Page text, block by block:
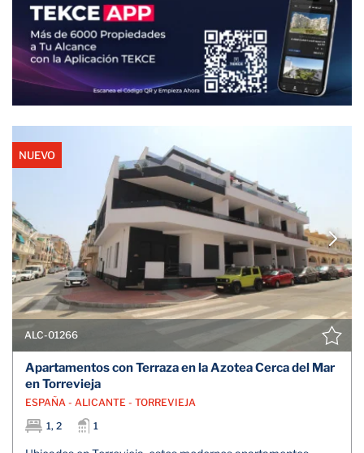
NUEVO
ALC-01266
Apartamentos con Terraza en la Azotea Cerca del Mar
en Torrevieja
ESPAÑA - ALICANTE - TORREVIEJA
1, 2
1